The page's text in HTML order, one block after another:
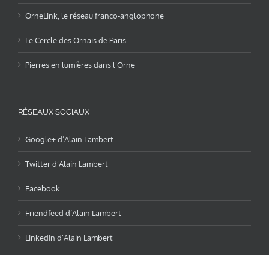
OrneLink, le réseau franco-anglophone
Le Cercle des Ornais de Paris
Pierres en lumières dans l’Orne
RÉSEAUX SOCIAUX
Google+ d’Alain Lambert
Twitter d’Alain Lambert
Facebook
Friendfeed d’Alain Lambert
LinkedIn d’Alain Lambert